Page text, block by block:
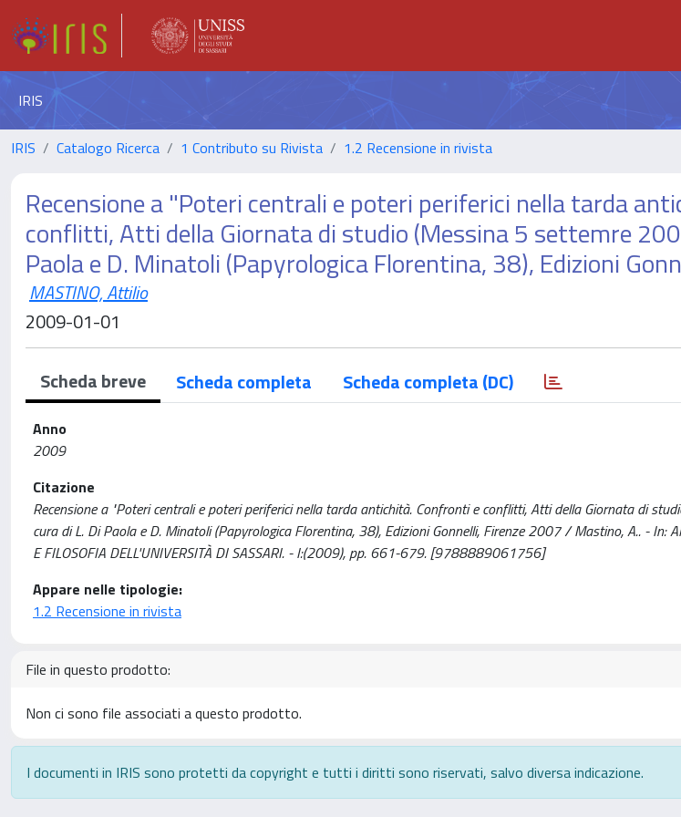
IRIS
IRIS Catalogo Ricerca 1 Contributo su Rivista 1.2 Recensione in rivista
Recensione a "Poteri centrali e poteri periferici nella tarda
conflitti, Atti della Giornata di studio (Messina 5 settemre
Paola e D. Minatoli (Papyrologica Florentina, 38), Edizioni
MASTINO, Attilio
2009-01-01
Scheda breve Scheda completa Scheda completa (DC)
Anno
2009
Citazione
Recensione a "Poteri centrali e poteri periferici nella tarda antichità. Confronti e conflitti, Atti della Giornata di
cura di L. Di Paola e D. Minatoli (Papyrologica Florentina, 38), Edizioni Gonnelli, Firenze 2007 / Mastino, A.. - In:
E FILOSOFIA DELL'UNIVERSITÀ DI SASSARI. - I:(2009), pp. 661-679. [9788889061756]
Appare nelle tipologie:
1.2 Recensione in rivista
File in questo prodotto:
Non ci sono file associati a questo prodotto.
I documenti in IRIS sono protetti da copyright e tutti i diritti sono riservati, salvo diversa indicazione.